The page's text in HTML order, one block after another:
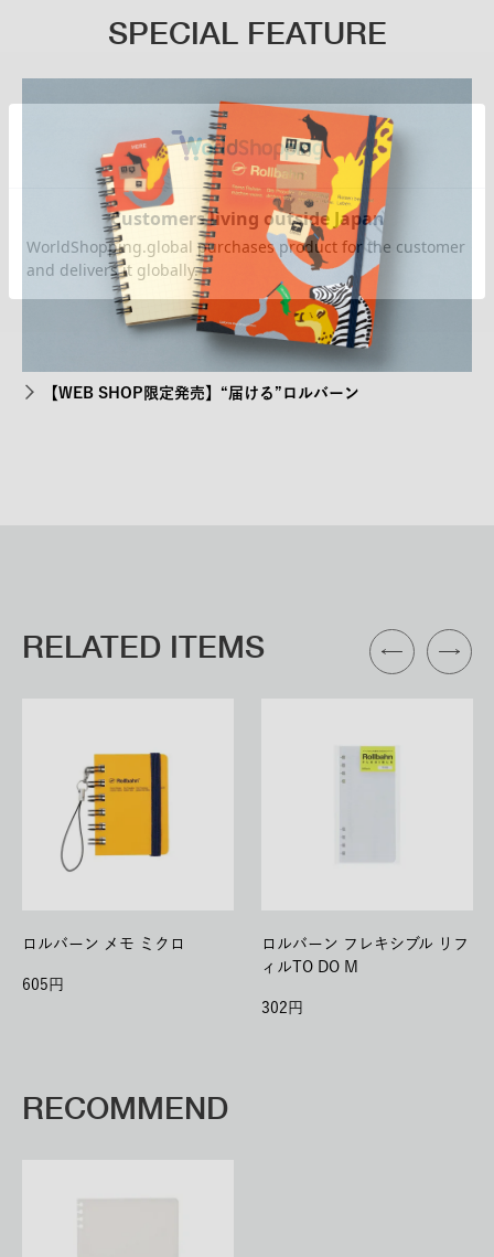
SPECIAL FEATURE
【WEB SHOP限定発売】“届ける”ロルバーン
RELATED ITEMS
ロルバーン メモ ミクロ
605
ロルバーン フレキシブル リフ
ィルTO DO M
302
RECOMMEND